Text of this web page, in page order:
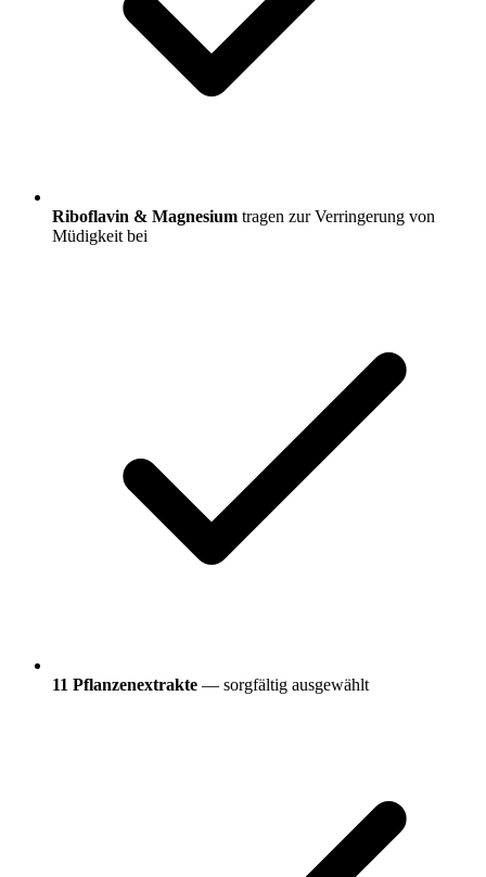
Riboflavin & Magnesium tragen zur Verringerung von
Müdigkeit bei
11 Pflanzenextrakte — sorgfältig ausgewählt